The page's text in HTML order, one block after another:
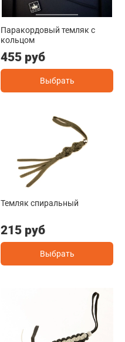
Паракордовый темляк с
кольцом
455 руб
Выбрать
Темляк спиральный
215 руб
Выбрать